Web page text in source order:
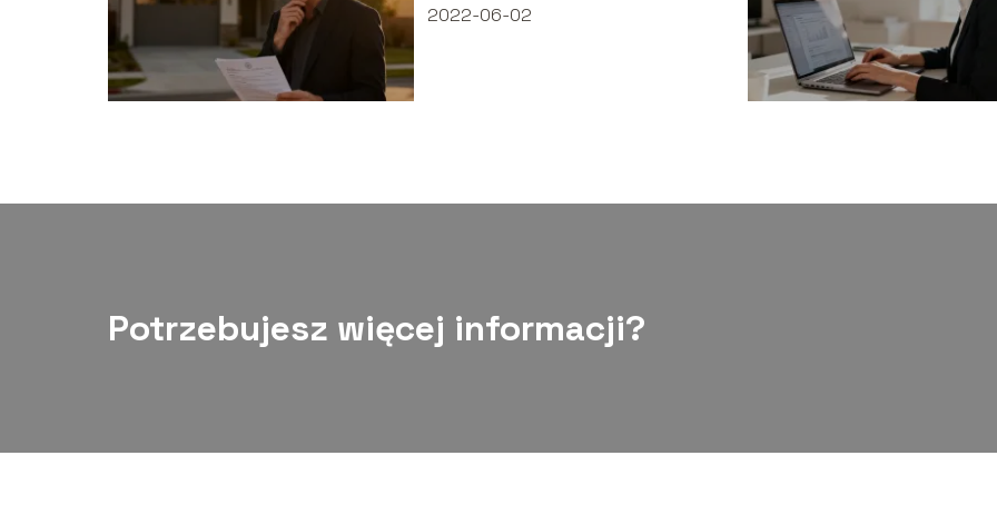
2022-06-02
Potrzebujesz więcej informacji?